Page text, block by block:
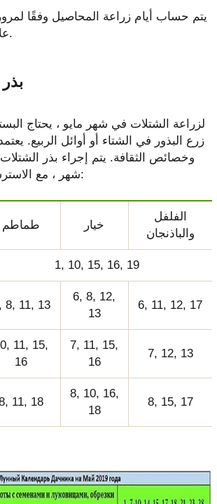
يتم حساب أيام زراعة المحاصيل وفقًا
علامات زودياك معينة.
لزراعة الشتلات في شهر مايو ، يحتاج
زرع البذور في الشتاء أو أوائل الربيع.
وخصائص الثقافة. يتم إجراء بذر
شهر ، مع الاسترشاد بالتواريخ التالية:
طماطم خيار
الفلفل
والباذنجان
1, 10, 15, 16, 19
8, 11, 13
6, 8, 12,
13
6, 11, 12, 17
11, 15,
16
7, 11, 15,
16
7, 12, 13
11, 18
8, 10, 16,
18
8, 15, 17